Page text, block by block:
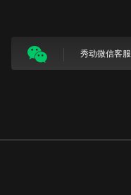
秀动微信客服